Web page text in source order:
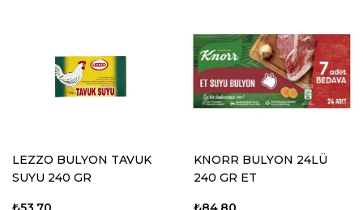
LEZZO BULYON TAVUK
SUYU 240 GR
KNORR BULYON 24LÜ
240 GR ET